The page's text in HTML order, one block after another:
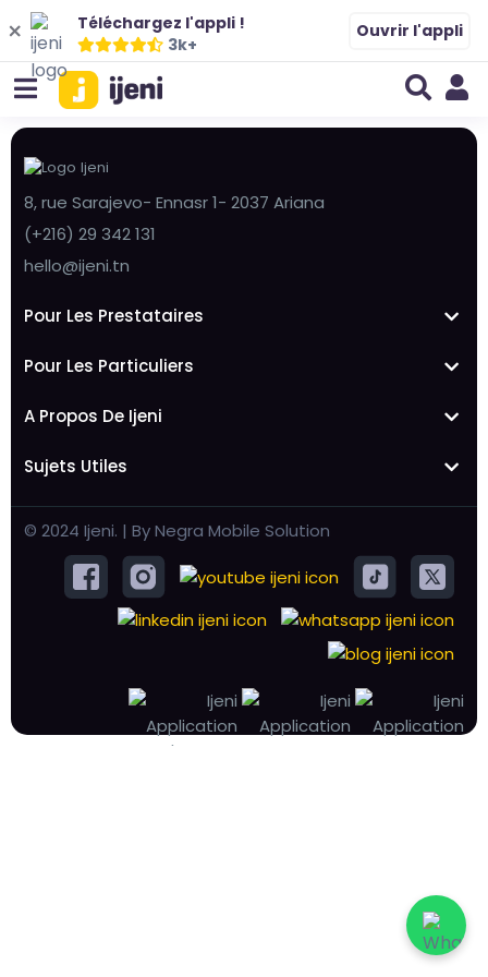
Téléchargez l'appli !
3k+
Ouvrir l'appli
8, rue Sarajevo- Ennasr 1- 2037 Ariana
(+216) 29 342 131
hello@ijeni.tn
Pour Les Prestataires
Pour Les Particuliers
A Propos De Ijeni
Sujets Utiles
© 2024 Ijeni. | By Negra Mobile Solution